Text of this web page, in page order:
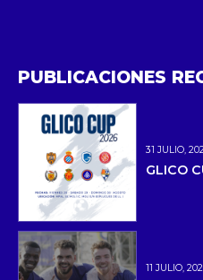
PUBLICACIONES
31 JULIO,
GLICO
11 JULIO,